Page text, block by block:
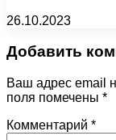
26.10.2023
Добавить
Ваш адрес email
поля помечены *
Комментарий *